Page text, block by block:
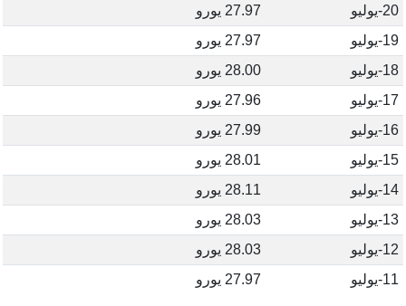
20-يوليو
27.97 يورو
19-يوليو
27.97 يورو
18-يوليو
28.00 يورو
17-يوليو
27.96 يورو
16-يوليو
27.99 يورو
15-يوليو
28.01 يورو
14-يوليو
28.11 يورو
13-يوليو
28.03 يورو
12-يوليو
28.03 يورو
11-يوليو
27.97 يورو